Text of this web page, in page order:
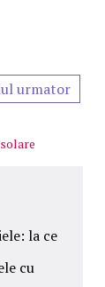
urmator
la ce
cu